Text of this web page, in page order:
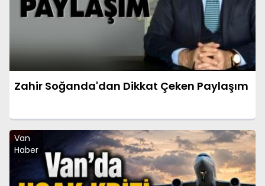
Zahir Soğanda'dan Dikkat Çeken Paylaşım
Van
Haber